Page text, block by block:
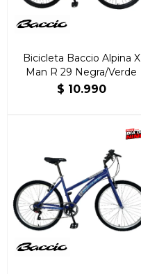
Bicicleta Baccio Alpina X
Man R 29 Negra/Verde
$ 10.990